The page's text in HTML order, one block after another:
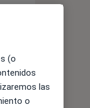
(o
las
o